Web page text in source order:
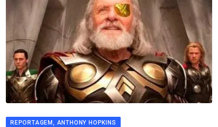
REPORTAGEM, ANTHONY HOPKINS